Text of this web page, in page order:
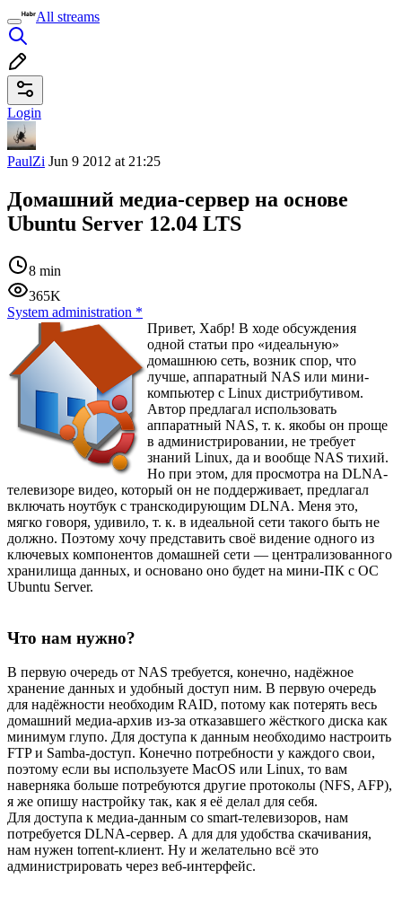
All streams
Login
PaulZi Jun 9 2012 at 21:25
Домашний медиа-сервер на основе
Ubuntu Server 12.04 LTS
8 min
365K
System administration *
Привет, Хабр! В ходе обсуждения
одной статьи про «идеальную»
домашнюю сеть, возник спор, что
лучше, аппаратный NAS или мини-
компьютер с Linux дистрибутивом.
Автор предлагал использовать
аппаратный NAS, т. к. якобы он проще
в администрировании, не требует
знаний Linux, да и вообще NAS тихий.
Но при этом, для просмотра на DLNA-
телевизоре видео, который он не поддерживает, предлагал
включать ноутбук с транскодирующим DLNA. Меня это,
мягко говоря, удивило, т. к. в идеальной сети такого быть не
должно. Поэтому хочу представить своё видение одного из
ключевых компонентов домашней сети — централизованного
хранилища данных, и основано оно будет на мини-ПК с ОС
Ubuntu Server.
Что нам нужно?
В первую очередь от NAS требуется, конечно, надёжное
хранение данных и удобный доступ ним. В первую очередь
для надёжности необходим RAID, потому как потерять весь
домашний медиа-архив из-за отказавшего жёсткого диска как
минимум глупо. Для доступа к данным необходимо настроить
FTP и Samba-доступ. Конечно потребности у каждого свои,
поэтому если вы используете MacOS или Linux, то вам
наверняка больше потребуются другие протоколы (NFS, AFP),
я же опишу настройку так, как я её делал для себя.
Для доступа к медиа-данным со smart-телевизоров, нам
потребуется DLNA-сервер. А для для удобства скачивания,
нам нужен torrent-клиент. Ну и желательно всё это
администрировать через веб-интерфейс.